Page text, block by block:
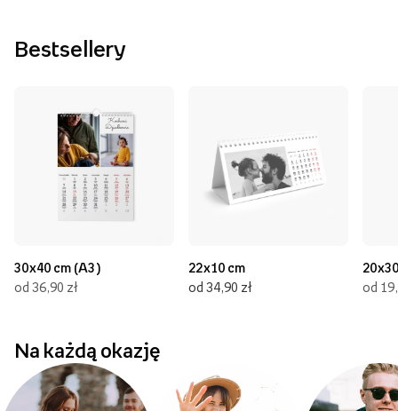
Bestsellery
30x40 cm (A3)
od 36,90 zł
22x10 cm
od 34,90 zł
od
Na każdą okazję